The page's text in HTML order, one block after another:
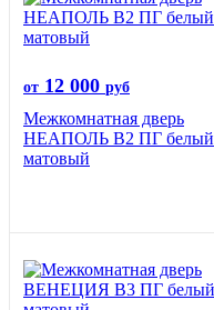
от 12 000 руб
Межкомнатная дверь
НЕАПОЛЬ В2 ПГ белый
матовый